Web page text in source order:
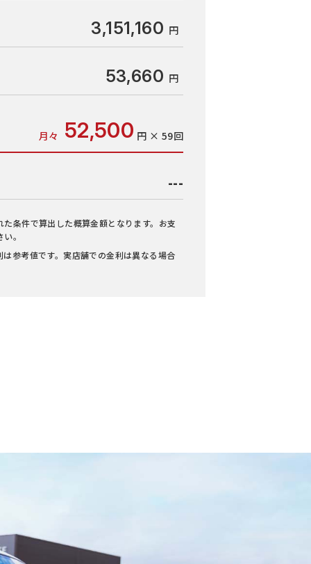
3,151,160
53,660
月々 52,500 円 × 59回
---
条件で算出した概算金額となります。お支
。
参考値です。実店舗での金利は異なる場合